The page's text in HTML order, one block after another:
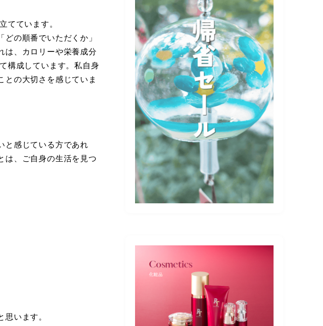
てています。
の順番でいただくか」
は、カロリーや栄養成分
構成しています。私自身
との大切さを感じていま
と感じている方であれ
は、ご自身の生活を見つ
います。